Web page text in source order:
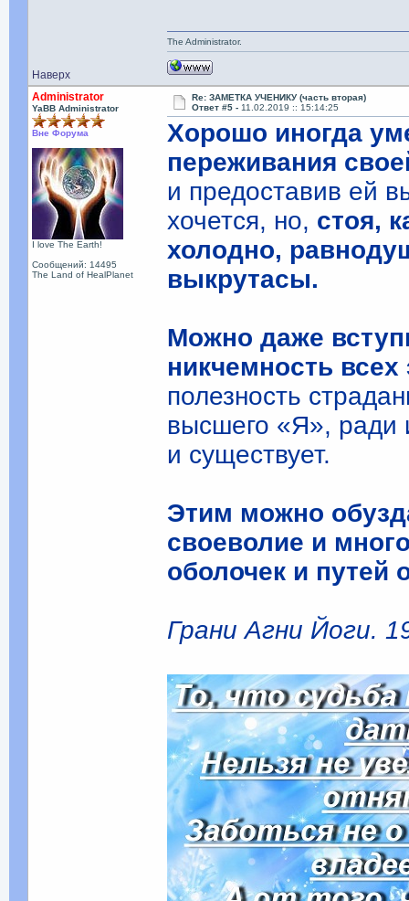
Наверх
The Administrator.
Administrator
YaBB Administrator
Вне Форума
I love The Earth!
Сообщений: 14495
The Land of HealPlanet
Re: ЗАМЕТКА УЧЕНИКУ (часть вторая)
Ответ #5 - 11.02.2019 :: 15:14:25
Хорошо иногда
переживания
и предоставив ей
хочется, но, стоя,
холодно,
выкрутасы.
Можно даже
никчемность всех
полезность
высшего «Я», ради
и существует.
Этим можно
своеволие и
оболочек и путей
Грани Агни Йоги.